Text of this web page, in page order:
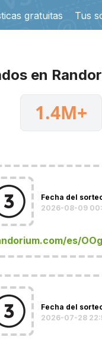
gratuitas Tus
en
1.4M+
Fecha del
2026-08-09
es/
Fecha del
2026-07-28